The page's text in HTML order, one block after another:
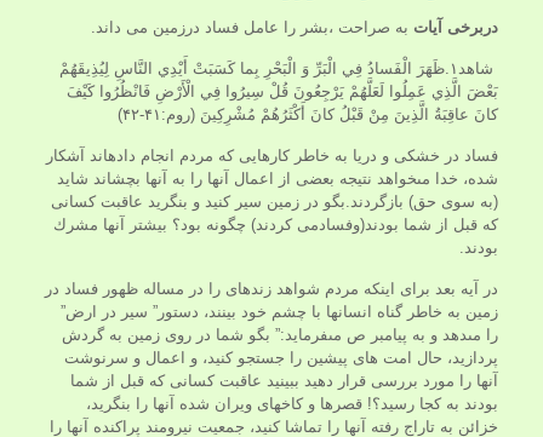
دربرخی آیات به صراحت ،بشر را عامل فساد درزمین می داند.
شاهد۱.ظَهَرَ الْفَسادُ فِي الْبَرِّ وَ الْبَحْرِ بِما كَسَبَتْ أَيْدِي النَّاسِ لِيُذِيقَهُمْ
بَعْضَ الَّذِي عَمِلُوا لَعَلَّهُمْ يَرْجِعُونَ قُلْ سِيرُوا فِي الْأَرْضِ فَانْظُرُوا كَيْفَ
كانَ عاقِبَةُ الَّذِينَ مِنْ قَبْلُ كانَ أَكْثَرُهُمْ مُشْرِكِينَ (روم:۴۱-۴۲)
فساد در خشكى و دريا به خاطر كارهايى كه مردم انجام داده‏اند آشكار
شده، خدا مى‏خواهد نتيجه بعضى از اعمال آنها را به آنها بچشاند شايد
(به سوى حق) بازگردند.بگو در زمين سير كنيد و بنگريد عاقبت كسانى
كه قبل از شما بودند(وفسادمی کردند) چگونه بود؟ بيشتر آنها مشرك
بودند.
در آيه بعد براى اينكه مردم شواهد زنده‏اى را در مساله ظهور فساد در
زمين به خاطر گناه انسانها با چشم خود بينند، دستور” سير در ارض”
را مى‏دهد و به پيامبر ص مى‏فرمايد:” بگو شما در روى زمين به گردش
پردازيد، حال امت هاى پيشين را جستجو كنيد، و اعمال و سرنوشت
آنها را مورد بررسى قرار دهيد ببينيد عاقبت كسانى كه قبل از شما
بودند به كجا رسيد؟! قصرها و كاخهاى ويران شده آنها را بنگريد،
خزائن به تاراج رفته آنها را تماشا كنيد، جمعيت نيرومند پراكنده آنها را